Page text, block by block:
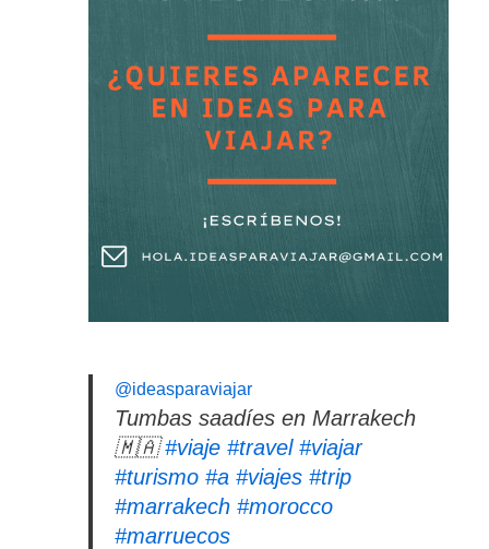
@ideasparaviajar
Tumbas saadíes en Marrakech
🇲🇦#viaje #travel #viajar
#turismo #a #viajes #trip
#marrakech #morocco
#marruecos